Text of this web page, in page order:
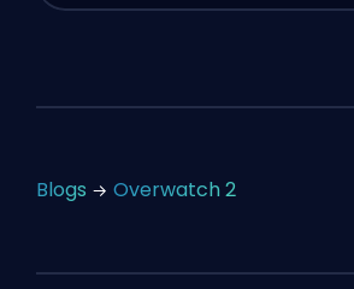
Blogs Overwatch 2